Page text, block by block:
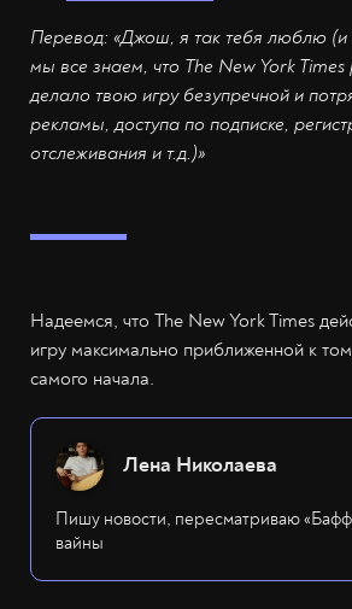
Перевод: «Джош, я так тебя люблю (и
мы все знаем, что The New York Times
делало твою игру безупречной и
рекламы, доступа по подписке,
отслеживания и т.д.)»
Надеемся, что The New York Times
игру максимально приближенной к
самого начала.
Лена Николаева
Пишу новости, пересматриваю
вайны